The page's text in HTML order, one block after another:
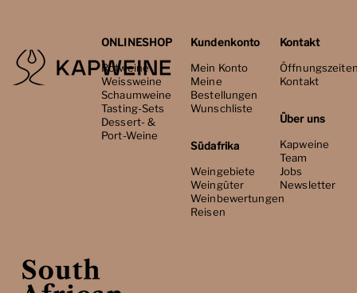
ONLINESHOP
Rotweine
Weissweine
Schaumweine
Tasting-Sets
Dessert- &
Port-Weine
Kundenkonto
Mein Konto
Meine
Bestellungen
Wunschliste
Südafrika
Weingebiete
Weingüter
Weinbewertungen
Reisen
Kontakt
Kontakt
Über uns
Kapweine
Team
Jobs
Newsletter